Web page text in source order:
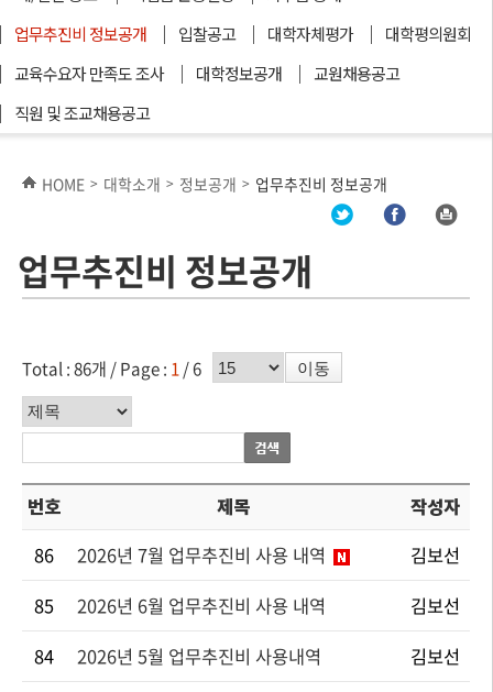
업무추진비 정보공개
입찰공고 대학자체평가
대학평의원회
교육수요자 만족도 조사
대학정보공개
교원채용공고
직원 및 조교채용공고
HOME > 대학소개 > 정보공개 > 업무추진비 정보공개
업무추진비 정보공개
Total : 86개 /Page : 1/ 6 페이지수 선택
이동
분류기준
번호 제목
작성자
86
2026년 7월 업무추진비 사용 내역
김보선
85
2026년 6월 업무추진비 사용 내역
김보선
84
2026년 5월 업무추진비 사용내역
김보선